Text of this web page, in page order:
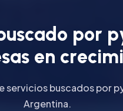
uscado por p
sas en crecimi
servicios buscados por
Argentina.